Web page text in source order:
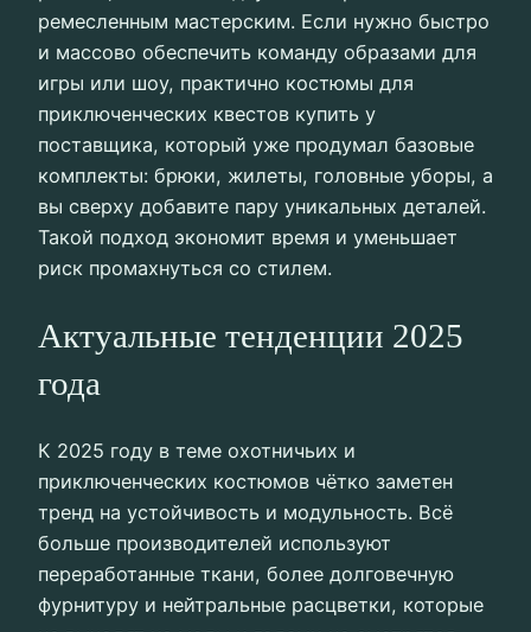
ремесленным мастерским. Если нужно быстро
и массово обеспечить команду образами для
игры или шоу, практично костюмы для
приключенческих квестов купить у
поставщика, который уже продумал базовые
комплекты: брюки, жилеты, головные уборы, а
вы сверху добавите пару уникальных деталей.
Такой подход экономит время и уменьшает
риск промахнуться со стилем.
Актуальные тенденции 2025
года
К 2025 году в теме охотничьих и
приключенческих костюмов чётко заметен
тренд на устойчивость и модульность. Всё
больше производителей используют
переработанные ткани, более долговечную
фурнитуру и нейтральные расцветки, которые